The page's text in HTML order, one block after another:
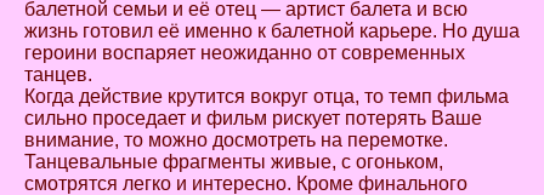
балетной семьи и её отец — артист балета и всю
жизнь готовил её именно к балетной карьере. Но душа
героини воспаряет неожиданно от современных
танцев.
Когда действие крутится вокруг отца, то темп фильма
сильно проседает и фильм рискует потерять Ваше
внимание, то можно досмотреть на перемотке.
Танцевальные фрагменты живые, с огоньком,
смотрятся легко и интересно. Кроме финального